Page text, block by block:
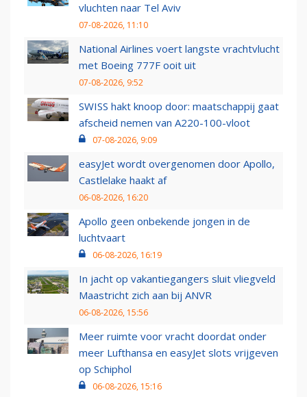
vluchten naar Tel Aviv
07-08-2026, 11:10
National Airlines voert langste vrachtvlucht
met Boeing 777F ooit uit
07-08-2026, 9:52
SWISS hakt knoop door: maatschappij gaat
afscheid nemen van A220-100-vloot
07-08-2026, 9:09
easyJet wordt overgenomen door Apollo,
Castlelake haakt af
06-08-2026, 16:20
Apollo geen onbekende jongen in de
luchtvaart
06-08-2026, 16:19
In jacht op vakantiegangers sluit vliegveld
Maastricht zich aan bij ANVR
06-08-2026, 15:56
Meer ruimte voor vracht doordat onder
meer Lufthansa en easyJet slots vrijgeven
op Schiphol
06-08-2026, 15:16